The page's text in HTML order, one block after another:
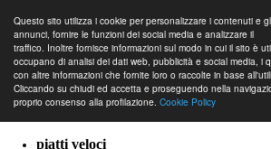
Questo sito utilizza i cookie per personalizzare i contenuti e
annunci, fornire le funzioni dei social media e analizzare il
traffico. Inoltre fornisce informazioni sul modo in cui il sito è
occupano di analisi dei dati web, pubblicità e social media, i
con altre informazioni che fornite loro o raccolte in base
Cliccando su chiudi ed accetta e proseguendo nella
proprio consenso alla profilazione. Cookie Policy
cucina dal mondo
ricette classiche
piatti veloci